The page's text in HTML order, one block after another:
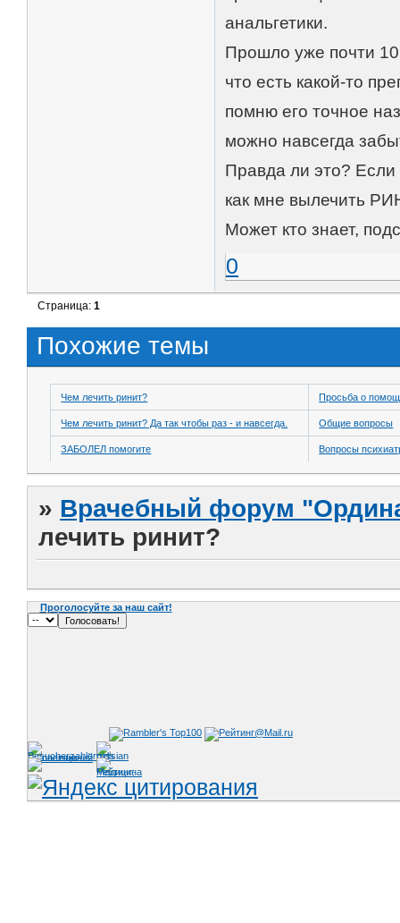
анальгетики.
Прошло уже почти 10
что есть какой-то
помню его точное
можно навсегда
Правда ли это? Если
как мне вылечить
Может кто знает,
0
Страница:1
Похожие темы
Чем лечить ринит? Просьба о
Чем лечить ринит? Да так чтобы раз - и навсегда. Общие вопросы
ЗАБОЛЕЛ помогите Вопросы
» Врачебный форум
лечить ринит?
Проголосуйте за наш сайт!